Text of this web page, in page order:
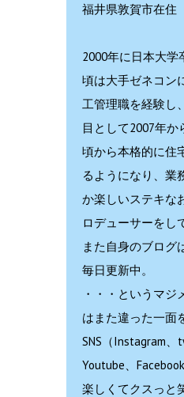
福井県敦賀市在住
2000年に日本大学
頃は大手ゼネコン
工管理職を経験し
目として2007年か
頃から本格的に住
るようになり、業
か楽しいステキな
ロデューサーをし
また自身のブログ
毎日更新中。
・・・というマジ
はまた違った一面
SNS（Instagram、
Youtube、
楽しくてクスっと